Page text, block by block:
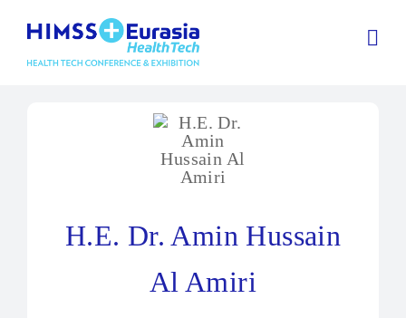
H.E. Dr. Amin Hussain
Al Amiri